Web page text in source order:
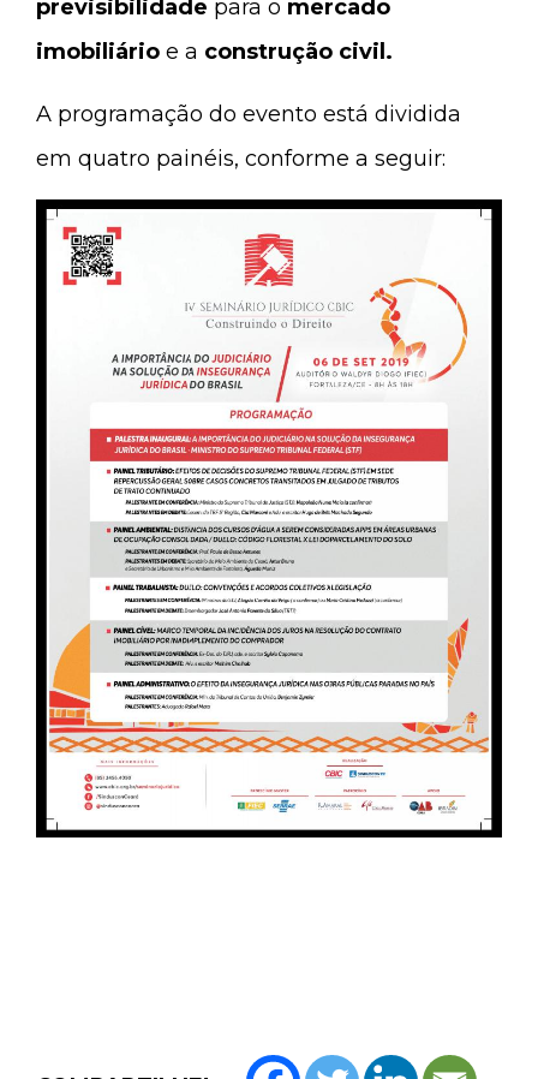
previsibilidade para o mercado
imobiliário e a construção civil.
A programação do evento está dividida
em quatro painéis, conforme a seguir: